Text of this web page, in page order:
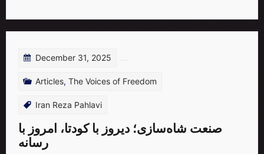
December 31, 2025
Articles, The Voices of Freedom
Iran Reza Pahlavi
صنعت شاه‌سازی؛ دیروز با کودتا، امروز با
رسانه